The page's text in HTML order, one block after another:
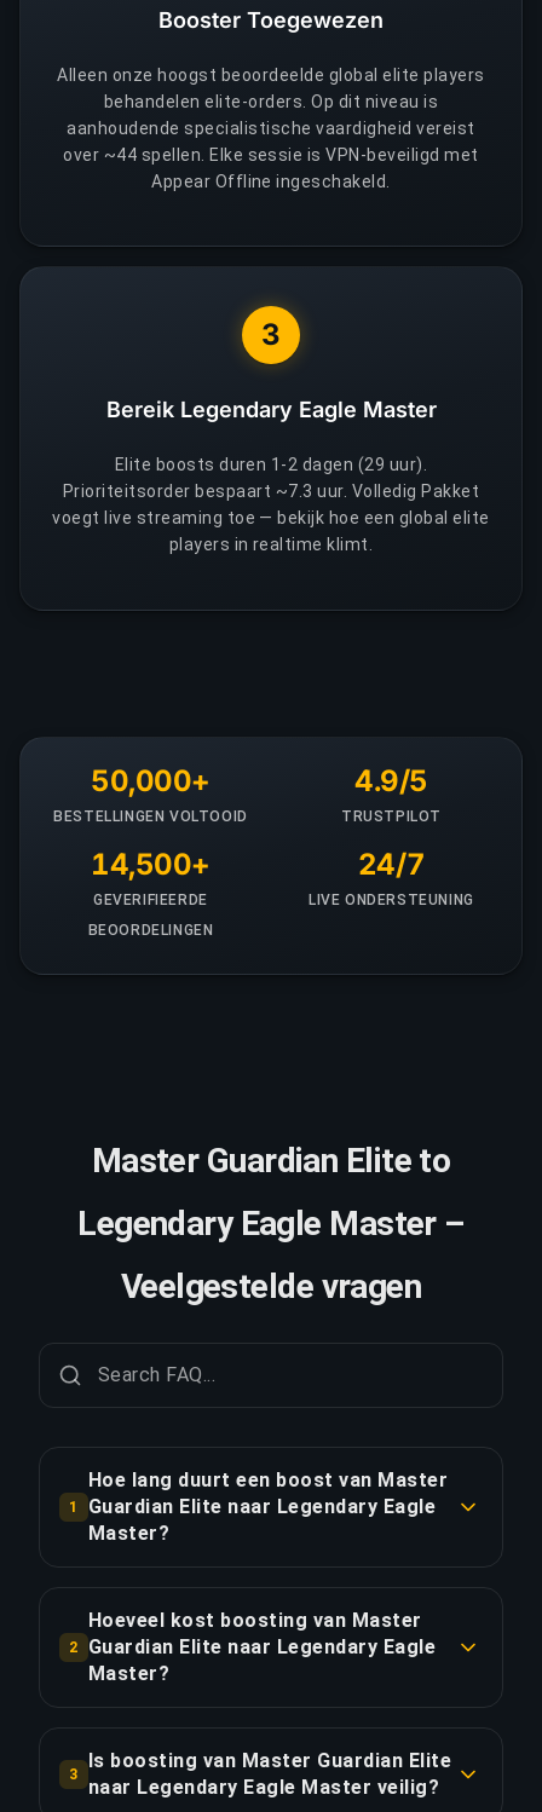
Booster Toegewezen
Alleen onze hoogst beoordeelde global elite players
behandelen elite-orders. Op dit niveau is
aanhoudende specialistische vaardigheid vereist
over ~44 spellen. Elke sessie is VPN-beveiligd met
Appear Offline ingeschakeld.
3
Bereik Legendary Eagle Master
Elite boosts duren 1-2 dagen (29 uur).
Prioriteitsorder bespaart ~7.3 uur. Volledig Pakket
voegt live streaming toe — bekijk hoe een global elite
players in realtime klimt.
50,000+
BESTELLINGEN VOLTOOID
4.9/5
TRUSTPILOT
14,500+
GEVERIFIEERDE
BEOORDELINGEN
24/7
LIVE ONDERSTEUNING
Master Guardian Elite to
Legendary Eagle Master –
Veelgestelde vragen
1
Hoe lang duurt een boost van Master
Guardian Elite naar Legendary Eagle
Master?
Legendary Eagle Master duurt doorgaans 1-2
dagen. Met Priority Order is de levering ongeveer
25% sneller.
2
Hoeveel kost boosting van Master
Guardian Elite naar Legendary Eagle
Master?
Legendary Eagle Master begint bij €25.68 voor de
standaardoptie. Priority Order kost €30.82, en het
3
Is boosting van Master Guardian Elite
naar Legendary Eagle Master veilig?